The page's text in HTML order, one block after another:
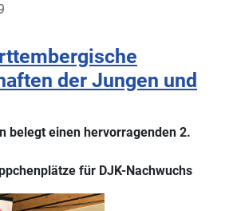
der Jungen und
belegt einen hervorragenden 2.
für DJK-Nachwuchs